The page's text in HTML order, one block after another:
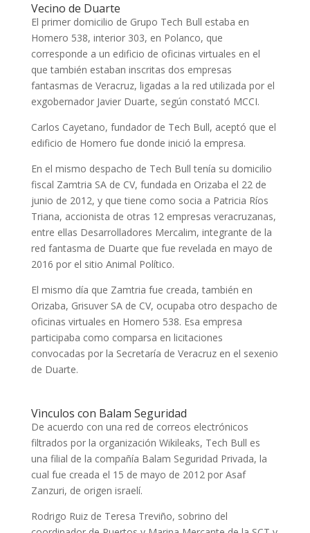
Vecino de Duarte
El primer domicilio de Grupo Tech Bull estaba en
Homero 538, interior 303, en Polanco, que
corresponde a un edificio de oficinas virtuales en el
que también estaban inscritas dos empresas
fantasmas de Veracruz, ligadas a la red utilizada por el
exgobernador Javier Duarte, según constató MCCI.
Carlos Cayetano, fundador de Tech Bull, aceptó que el
edificio de Homero fue donde inició la empresa.
En el mismo despacho de Tech Bull tenía su domicilio
fiscal Zamtria SA de CV, fundada en Orizaba el 22 de
junio de 2012, y que tiene como socia a Patricia Ríos
Triana, accionista de otras 12 empresas veracruzanas,
entre ellas Desarrolladores Mercalim, integrante de la
red fantasma de Duarte que fue revelada en mayo de
2016 por el sitio Animal Político.
El mismo día que Zamtria fue creada, también en
Orizaba, Grisuver SA de CV, ocupaba otro despacho de
oficinas virtuales en Homero 538. Esa empresa
participaba como comparsa en licitaciones
convocadas por la Secretaría de Veracruz en el sexenio
de Duarte.
Vìnculos con Balam Seguridad
De acuerdo con una red de correos electrónicos
filtrados por la organización Wikileaks, Tech Bull es
una filial de la compañía Balam Seguridad Privada, la
cual fue creada el 15 de mayo de 2012 por Asaf
Zanzuri, de origen israelí.
Rodrigo Ruiz de Teresa Treviño, sobrino del